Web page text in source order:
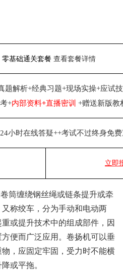
零基础通关套餐 查看套餐详情
题解析+经典习题+现场实操+应试
+内部资料+直播密训 +赠送新版教
24小时在线答疑++考试不过终身免
立即
缠绕钢丝绳或链条提升或牵
称绞车，分为手动和电动两
或提升技术中的组成部件，因
便而广泛应用。卷扬机可以垂
，应固定牢固，受力时不能横
或平拖。